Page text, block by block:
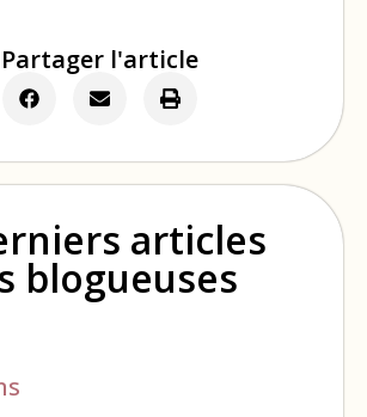
Partager l'article
articles
blogueuses